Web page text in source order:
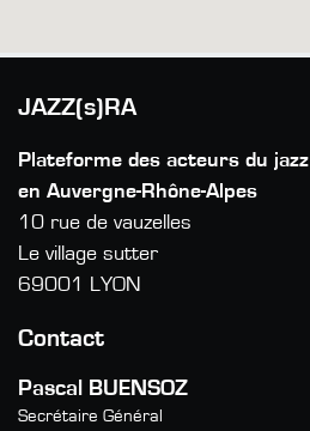
JAZZ(s)RA
Plateforme des acteurs du jazz
en Auvergne-Rhône-Alpes
10 rue de vauzelles
Le village sutter
69001 LYON
Contact
Pascal BUENSOZ
Secrétaire Général